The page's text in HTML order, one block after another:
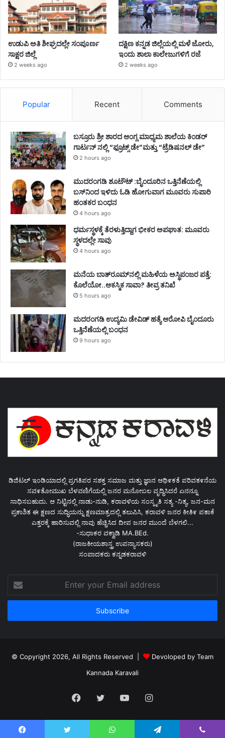
ಉಡುಪಿ ಅತಿ ಶೀಘ್ರದಲ್ಲೇ ಸಂಪೂರ್ಣ
ಸಾಕ್ಷರ ಜಿಲ್ಲೆ
2 weeks ago
ದಕ್ಷಿಣ ಕನ್ನಡ ಜಿಲ್ಲೆಯಲ್ಲಿ ಮಳೆ ಜೋರು,
ಇಂದು ಶಾಲಾ ಕಾಲೇಜುಗಳಿಗೆ ರಜೆ
2 weeks ago
Popular Recent Comments
ಬಸ್ರೂರು ಶ್ರೀ ಶಾರದ ಆಂಗ್ಲ ಮಾಧ್ಯಮ ಶಾಲೆಯ ಕಿಂಡರ್
ಗಾರ್ಟನ್ ನಲ್ಲಿ “ಫ್ರೂಟ್ಸ್ ಡೇ”ಮತ್ತು “ಟ್ರೆಡಿಷನಲ್ ಡೇ”
2 hours ago
ಮುದರಂಗಡಿ ಶೂಟೌಟ್ :ಬೈಂದೂರಿನ ಒತ್ತಿನೆಣೆಯಲ್ಲಿ
ಬಸ್‌ನಿಂದ ಇಳಿದು ಓಡಿ ಹೋಗುವಾಗ ಮೂವರು ಸುಪಾರಿ
ಹಂತಕರ ಬಂಧನ
4 hours ago
ಧರ್ಮಸ್ಥಳಕ್ಕೆ ತೆರಳುತ್ತಿದ್ದಾಗ ಭೀಕರ ಅಪಘಾತ: ಮೂವರು
ಸ್ಥಳದಲ್ಲೇ ಸಾವು
4 hours ago
ಮನೆಯ ಬಾತ್‌ರೂಮ್‌ನಲ್ಲಿ ಮಹಿಳೆಯ ಅಸ್ಥಿಪಂಜರ ಪತ್ತೆ:
ಕೊಲೆಯೋ..ಆಕಸ್ಮಿಕ ಸಾವಾ? ತೀವ್ರ ತನಿಖೆ
5 hours ago
ಮದರಂಗಡಿ ಉದ್ಯಮಿ ಡೇವಿಡ್ ಹತ್ಯೆ ಆರೋಪಿ ಬೈಂದೂರು
ಒತ್ತಿನೆಣೆಯಲ್ಲಿ ಬಂಧನ
9 hours ago
ಡಿಜಿಟಲ್ ಇಂಡಿಯಾದಲ್ಲಿ ಪ್ರಗತಿಪರ ಸಶಕ್ತ ಸಮಾಜ ಮತ್ತು ಜ್ಞಾನ ಆಥಿ೯ಕತೆ ಪರಿವತ೯ನೆಯ
ಸವ೯ತೋಮುಖ ಬೆಳವಣಿಗೆಯಲ್ಲಿ ಜನರ ಮನೋಬಲ ವೃದ್ಧಿಸಿದರೆ ಏನನ್ನೂ
ಸಾಧಿಸಬಹುದು. ಆ ನಿಟ್ಟಿನಲ್ಲಿ ನಾಡು-ನುಡಿ, ಕರಾವಳಿಯ ಸಂಸ್ಕೃತಿ ಸತ್ಯ -ನಿತ್ಯ, ಜನ-ಮನ
ಪ್ರಕಾಶಿತ ಈ ಕ್ಷಣದ ಸುದ್ಧಿಯನ್ನು ಕ್ಷಣಮಾತ್ರದಲ್ಲಿ ತಲುಪಿಸಿ, ಕರಾವಳಿ ಜನರ ಕೀತಿ೯ ಪತಾಕೆ
ಎತ್ತರಕ್ಕೆ ಹಾರಿಸುವಲ್ಲಿ ನಾವು ಹೆಚ್ಚಿಸಿದ ದೀಪ ಜನರ ಮುಂದೆ ಬೆಳಗಲಿ...
-ಸುಧಾಕರ ವಕ್ವಾಡಿ MA.BEd.
(ರಾಜಕೀಯಶಾಸ್ತ್ರ ಉಪನ್ಯಾಸಕರು)
ಸಂಪಾದಕರು ಕನ್ನಡಕರಾವಳಿ
your
Email
© Copyright 2026, All Rights Reserved |
Devoloped by Team
Kannada Karavali
Facebook
TwitterYouTubeInstagram